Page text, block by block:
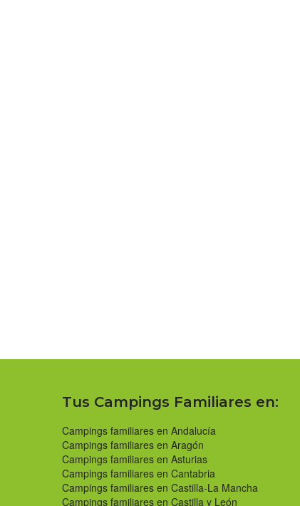
Tus Campings Familiares en:
Campings familiares en Andalucía
Campings familiares en Aragón
Campings familiares en Asturias
Campings familiares en Cantabria
Campings familiares en Castilla-La Mancha
Campings familiares en Castilla y León